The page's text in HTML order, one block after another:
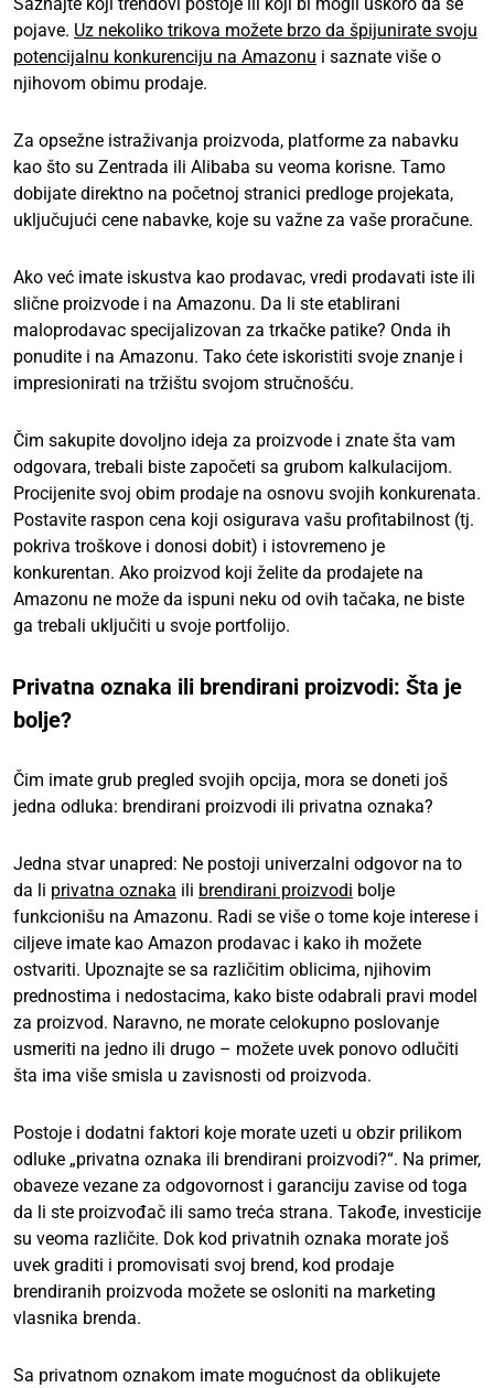
Saznajte koji trendovi postoje ili koji bi mogli uskoro da se
pojave. Uz nekoliko trikova možete brzo da špijunirate svoju
potencijalnu konkurenciju na Amazonu i saznate više o
njihovom obimu prodaje.
Za opsežne istraživanja proizvoda, platforme za nabavku
kao što su Zentrada ili Alibaba su veoma korisne. Tamo
dobijate direktno na početnoj stranici predloge projekata,
uključujući cene nabavke, koje su važne za vaše proračune.
Ako već imate iskustva kao prodavac, vredi prodavati iste ili
slične proizvode i na Amazonu. Da li ste etablirani
maloprodavac specijalizovan za trkačke patike? Onda ih
ponudite i na Amazonu. Tako ćete iskoristiti svoje znanje i
impresionirati na tržištu svojom stručnošću.
Čim sakupite dovoljno ideja za proizvode i znate šta vam
odgovara, trebali biste započeti sa grubom kalkulacijom.
Procijenite svoj obim prodaje na osnovu svojih konkurenata.
Postavite raspon cena koji osigurava vašu profitabilnost (tj.
pokriva troškove i donosi dobit) i istovremeno je
konkurentan. Ako proizvod koji želite da prodajete na
Amazonu ne može da ispuni neku od ovih tačaka, ne biste
ga trebali uključiti u svoje portfolijo.
Privatna oznaka ili brendirani proizvodi: Šta je
bolje?
Čim imate grub pregled svojih opcija, mora se doneti još
jedna odluka: brendirani proizvodi ili privatna oznaka?
Jedna stvar unapred: Ne postoji univerzalni odgovor na to
da li privatna oznaka ili brendirani proizvodi bolje
funkcionišu na Amazonu. Radi se više o tome koje interese i
ciljeve imate kao Amazon prodavac i kako ih možete
ostvariti. Upoznajte se sa različitim oblicima, njihovim
prednostima i nedostacima, kako biste odabrali pravi model
za proizvod. Naravno, ne morate celokupno poslovanje
usmeriti na jedno ili drugo – možete uvek ponovo odlučiti
šta ima više smisla u zavisnosti od proizvoda.
Postoje i dodatni faktori koje morate uzeti u obzir prilikom
odluke „privatna oznaka ili brendirani proizvodi?“. Na primer,
obaveze vezane za odgovornost i garanciju zavise od toga
da li ste proizvođač ili samo treća strana. Takođe, investicije
su veoma različite. Dok kod privatnih oznaka morate još
uvek graditi i promovisati svoj brend, kod prodaje
brendiranih proizvoda možete se osloniti na marketing
vlasnika brenda.
Sa privatnom oznakom imate mogućnost da oblikujete